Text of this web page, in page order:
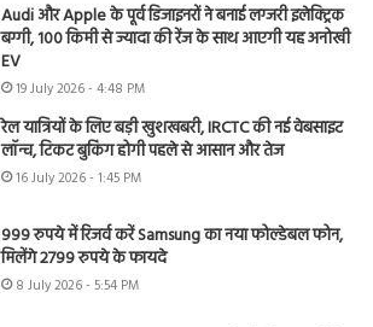
Audi और Apple के पूर्व डिजाइनरों ने बनाई लग्जरी इलेक्ट्रिक
बग्गी, 100 किमी से ज्यादा की रेंज के साथ आएगी यह अनोखी
EV
19 July 2026 - 4:48 PM
रेल यात्रियों के लिए बड़ी खुशखबरी, IRCTC की नई वेबसाइट
लॉन्च, टिकट बुकिंग होगी पहले से आसान और तेज
16 July 2026 - 1:45 PM
999 रुपये में रिजर्व करें Samsung का नया फोल्डेबल फोन,
मिलेंगे 2799 रुपये के फायदे
8 July 2026 - 5:54 PM